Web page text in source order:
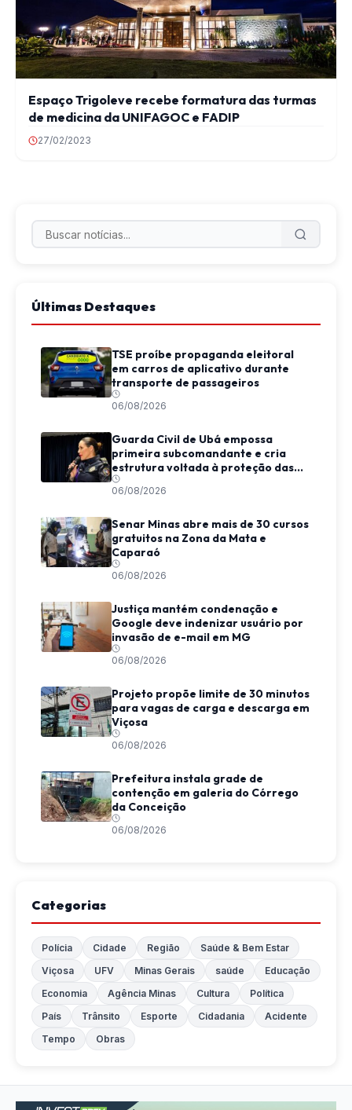
Espaço Trigoleve recebe formatura das turmas
de medicina da UNIFAGOC e FADIP
27/02/2023
Últimas Destaques
TSE proíbe propaganda eleitoral
em carros de aplicativo durante
transporte de passageiros
06/08/2026
Guarda Civil de Ubá empossa
primeira subcomandante e cria
estrutura voltada à proteção das
mulheres
06/08/2026
Senar Minas abre mais de 30 cursos
gratuitos na Zona da Mata e
Caparaó
06/08/2026
Justiça mantém condenação e
Google deve indenizar usuário por
invasão de e-mail em MG
06/08/2026
Projeto propõe limite de 30 minutos
para vagas de carga e descarga em
Viçosa
06/08/2026
Prefeitura instala grade de
contenção em galeria do Córrego
da Conceição
06/08/2026
Categorias
Polícia Cidade Região
Saúde & Bem Estar
Viçosa
UFV Minas Gerais saúde
Educação
Economia
Agência Minas Cultura
Política
País
Trânsito Esporte Cidadania
Acidente
Tempo
Obras